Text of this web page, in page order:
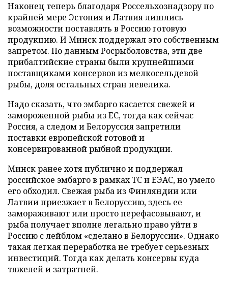
Наконец теперь благодаря Россельхознадзору по
крайней мере Эстония и Латвия лишлись
возможности поставлять в Россию готовую
продукцию. И Минск поддержал это собственным
запретом. По данным Росрыболовства, эти две
прибалтийские страны были крупнейшими
поставщиками консервов из мелкосельдевой
рыбы, доля остальных стран невелика.
Надо сказать, что эмбарго касается свежей и
замороженной рыбы из ЕС, тогда как сейчас
Россия, а следом и Белоруссия запретили
поставки европейской готовой и
консервированной рыбной продукции.
Минск ранее хотя публично и поддержал
российское эмбарго в рамках ТС и ЕЭАС, но умело
его обходил. Свежая рыба из Финляндии или
Латвии приезжает в Белоруссию, здесь ее
замораживают или просто перефасовывают, и
рыба получает вполне легально право уйти в
Россию с лейблом «сделано в Белоруссии». Однако
такая легкая переработка не требует серьезных
инвестиций. Тогда как делать консервы куда
тяжелей и затратней.